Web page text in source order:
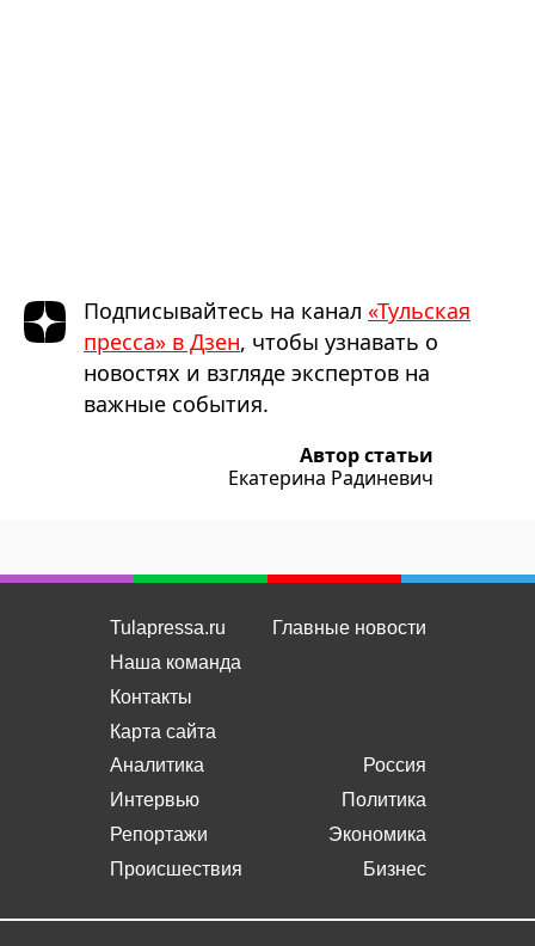
Подписывайтесь на канал «Тульская
пресса» в Дзен, чтобы узнавать о
новостях и взгляде экспертов на
важные события.
Автор статьи
Екатерина Радиневич
Tulapressa.ru
Наша команда
Контакты
Карта сайта
Главные новости
Аналитика
Интервью
Репортажи
Происшествия
Россия
Политика
Экономика
Бизнес